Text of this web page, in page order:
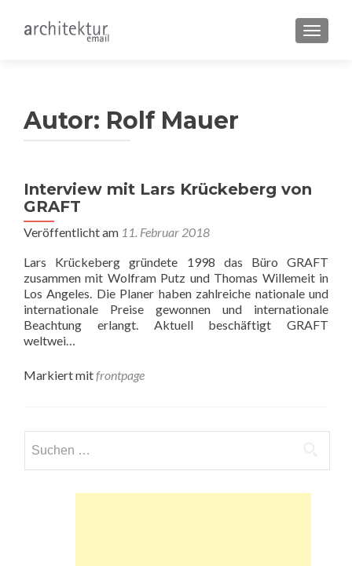
Autor: Rolf Mauer
Interview mit Lars Krückeberg von
GRAFT
Veröffentlicht am 11. Februar 2018
Lars Krückeberg gründete 1998 das Büro GRAFT
zusammen mit Wolfram Putz und Thomas Willemeit in
Los Angeles. Die Planer haben zahlreiche nationale und
internationale Preise gewonnen und internationale
Beachtung erlangt. Aktuell beschäftigt GRAFT
weltwei…
Markiert mitfrontpage
nach: